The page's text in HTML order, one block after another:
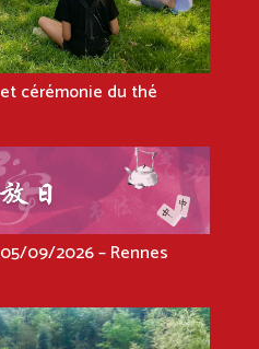
cérémonie du thé
09/2026 – Rennes